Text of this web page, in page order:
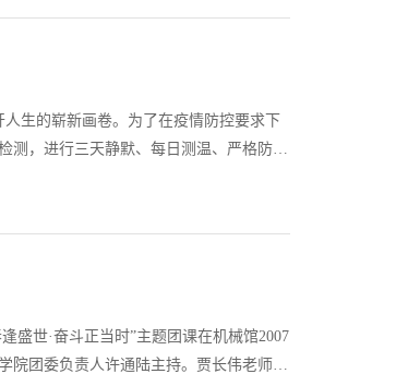
生的崭新画卷。为了在疫情防控要求下
测，进行三天静默、每日测温、严格防疫
理工的校园正式开启了研究生的学习和
盛世·奋斗正当时”主题团课在机械馆2007
院团委负责人许通陆主持。贾长伟老师围